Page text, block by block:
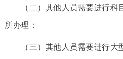
（二）其他人员需要进行科
所办理；
（三）其他人员需要进行大